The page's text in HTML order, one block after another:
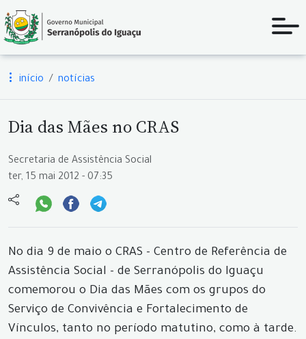
início notícias
Dia das Mães no CRAS
Secretaria de Assistência Social
ter, 15 mai 2012 - 07:35
No dia 9 de maio o CRAS - Centro de Referência de
Assistência Social - de Serranópolis do Iguaçu
comemorou o Dia das Mães com os grupos do
Serviço de Convivência e Fortalecimento de
Vínculos, tanto no período matutino, como à tarde.